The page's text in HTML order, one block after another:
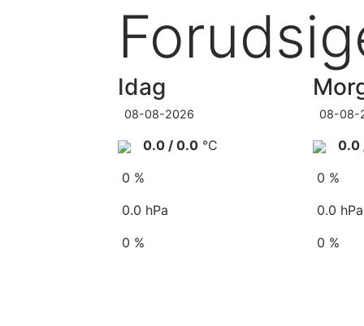
Idag
08-08-2026
0.0 / 0.0 °C
0 %
0.0 hPa
0 %
08-08-
0.0
0 %
0.0 hPa
0 %